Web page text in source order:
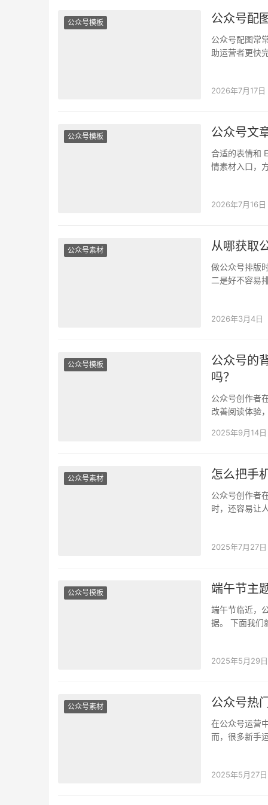
公众号模板 公众号配
公众号配图常
助运营者更快
2026年7月17日
公众号模板 公众号文
合适的表情和
情素材入口，
2026年7月16日
公众号素材 从哪获取
做公众号排版
二是好不容易
2026年3月4日
公众号模板
公众号的
吗？
公众号创作者
改善阅读体验
2025年9月14日
公众号素材 怎么把手
公众号创作者
时，还容易让
2025年7月27日
公众号模板 端午节主
端午节临近，
据。 下面我们
2025年5月29日
公众号素材 公众号热
在公众号运营
而，很多新手
2025年5月27日